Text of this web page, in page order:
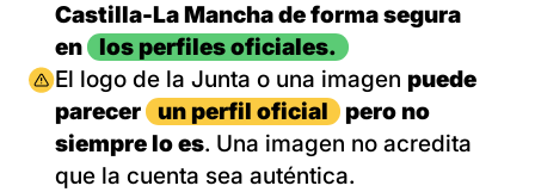
Castilla-La Mancha de forma segura
en
los perfiles oficiales.
Imagen
El logo de la Junta o una imagen puede
parecer
un perfil oficial
pero no
siempre lo es. Una imagen no acredita
que la cuenta sea auténtica.